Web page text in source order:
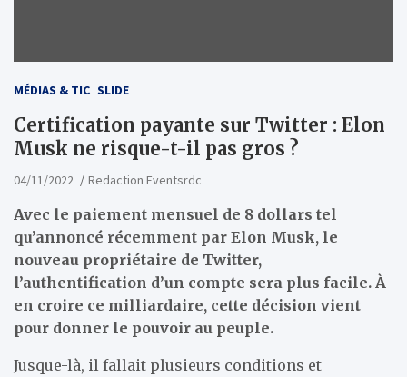
MÉDIAS & TIC SLIDE
Certification payante sur Twitter : Elon
Musk ne risque-t-il pas gros ?
04/11/2022 Redaction Eventsrdc
Avec le paiement mensuel de 8 dollars tel
qu’annoncé récemment par Elon Musk, le
nouveau propriétaire de Twitter,
l’authentification d’un compte sera plus facile. À
en croire ce milliardaire, cette décision vient
pour donner le pouvoir au peuple.
Jusque-là, il fallait plusieurs conditions et